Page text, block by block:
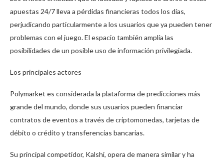
apuestas 24/7 lleva a pérdidas financieras todos los días,
perjudicando particularmente a los usuarios que ya pueden tener
problemas con el juego. El espacio también amplía las
posibilidades de un posible uso de información privilegiada.
Los principales actores
Polymarket es considerada la plataforma de predicciones más
grande del mundo, donde sus usuarios pueden financiar
contratos de eventos a través de criptomonedas, tarjetas de
débito o crédito y transferencias bancarias.
Su principal competidor, Kalshi, opera de manera similar y ha